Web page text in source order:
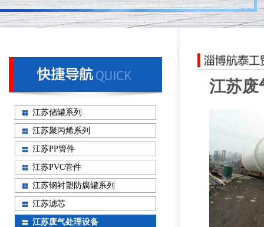
江苏废
江苏储罐系列
江苏聚丙烯系列
江苏PP管件
江苏PVC管件
江苏钢衬塑防腐罐系列
江苏滤芯
江苏废气处理设备